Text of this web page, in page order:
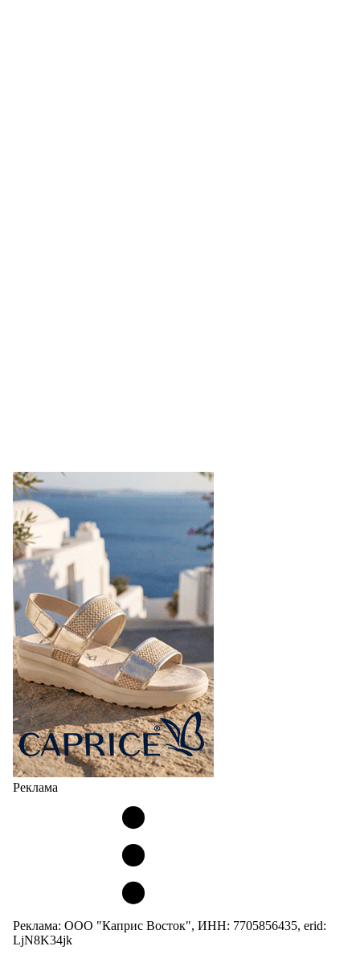
Реклама
Реклама: ООО "Каприс Восток", ИНН: 7705856435, erid:
LjN8K34jk